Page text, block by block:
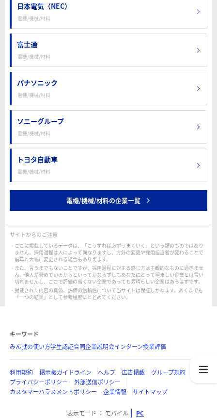
日本電気（NEC）
電機/機械/材料
富士通
電機/機械/材料
パナソニック
電機/機械/材料
ソニーグループ
電機/機械/材料
トヨタ自動車
電機/機械/材料
電機/機械/材料の企業一覧
サイトからのご注意
ここに掲載しているデータは、「こうすれば必ずうまくいく」という類のものではあり
ません。採用過程は人によって異なりますし、方針の変更や採用担当者が変わることで
前年と大幅に変更される場合もありえます。
また、言うまでもないことですが、採用過程に対する感じ方は主観的なものに過ぎませ
ん。他人が誉めているからといってかならずしもあなたにとって望ましい企業とは言い
切れませんし、ここで評価の高くない企業であっても素晴らしい企業はあるはずです。
掲載された内容の真偽、評価の信頼性について当サイトは保証しかねます。あくまでも
「一つの結果」として参考程度にとどめてください。
キーワード
みん就の使い方学生認証合同企業説明会インターン授業評価
利用規約 掲示板ガイドライン ヘルプ 広告掲載
グループ規約
プライバシーポリシー
外部送信ポリシー
カスタマーハラスメントポリシー
企業情報 サイトマップ
表示モード モバイル PC